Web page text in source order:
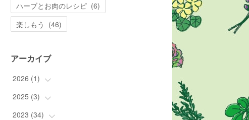
ハーブとお肉のレシピ (6)
楽しもう (46)
アーカイブ
2026 (1)
(1
2025 (3)
(3)
2023 (34)